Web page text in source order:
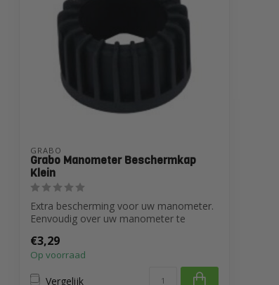
GRABO
Grabo Manometer Beschermkap
Klein
Extra bescherming voor uw manometer.
Eenvoudig over uw manometer te
€3,29
Op voorraad
Vergelijk